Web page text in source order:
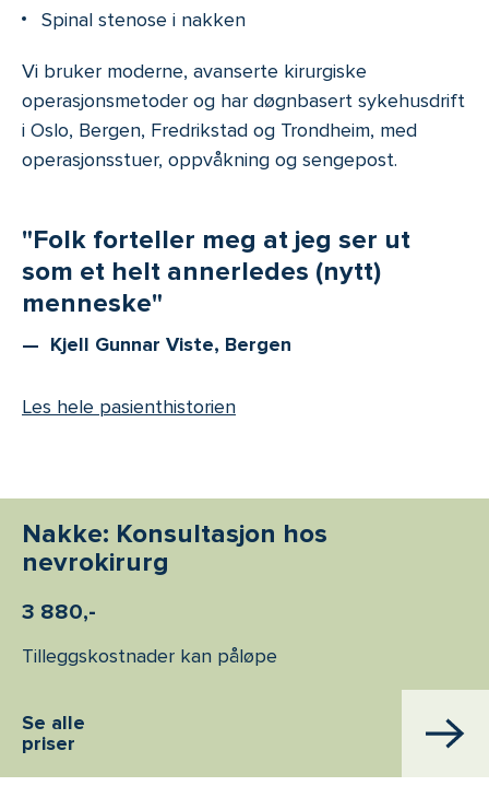
Spinal stenose i nakken
Vi bruker moderne, avanserte kirurgiske
operasjonsmetoder og har døgnbasert sykehusdrift
i Oslo, Bergen, Fredrikstad og Trondheim, med
operasjonsstuer, oppvåkning og sengepost.
"Folk forteller meg at jeg ser ut
som et helt annerledes (nytt)
menneske"
Kjell Gunnar Viste, Bergen
Les hele pasienthistorien
Nakke: Konsultasjon hos
nevrokirurg
3 880,-
Tilleggskostnader kan påløpe
Se alle
priser